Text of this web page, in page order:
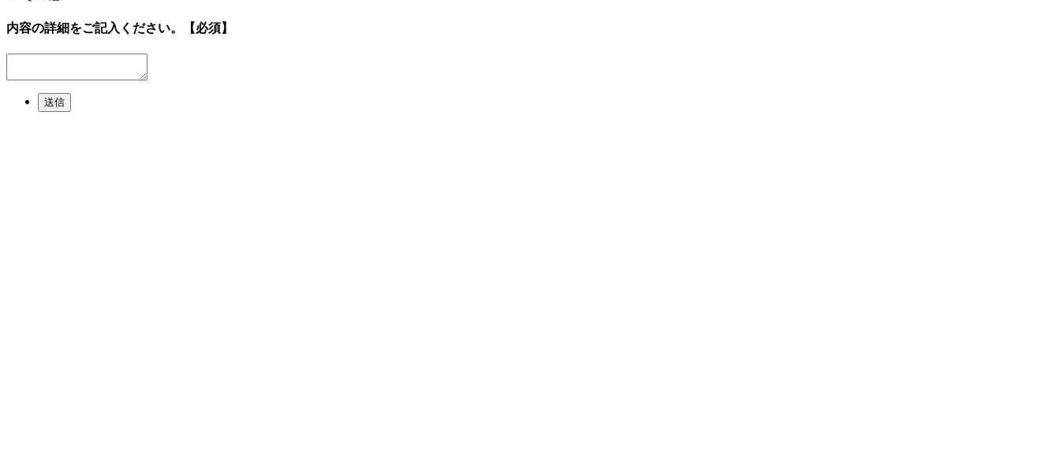
内容の詳細をご記入ください。 【必須】
送信